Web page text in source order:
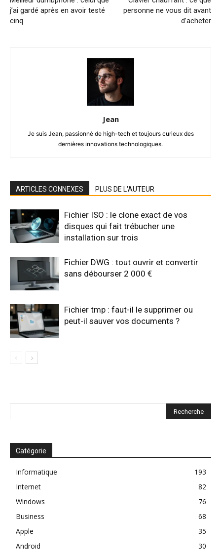
j’ai gardé après en avoir testé
cinq
personne ne vous dit avant
d’acheter
Jean
Je suis Jean, passionné de high-tech et toujours curieux des
dernières innovations technologiques.
ARTICLES CONNEXES PLUS DE L'AUTEUR
Fichier ISO : le clone exact de vos
disques qui fait trébucher une
installation sur trois
Fichier DWG : tout ouvrir et convertir
sans débourser 2 000 €
Fichier tmp : faut-il le supprimer ou
peut-il sauver vos documents ?
Catégorie
Informatique
193
Internet
82
Windows
76
Business
68
Apple
35
Android
30